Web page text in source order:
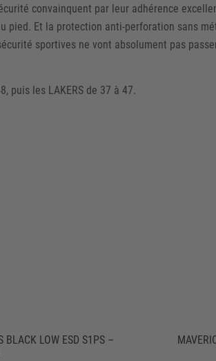
convainquent par leur adhérence
pied. Et la protection anti-perforation sans
sportives ne vont absolument pas
puis les LAKERS de 37 à 47.
BLACK LOW ESD S1PS –